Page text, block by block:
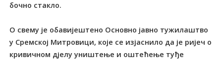
бочно стакло.
О свему је обавијештено Основно јавно тужилаштво
у Сремској Митровици, које се изјаснило да је ријеч о
кривичном дјелу уништење и оштећење туђе